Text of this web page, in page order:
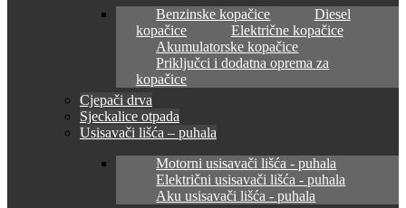
Benzinske kopačice
Diesel
kopačice
Električne kopačice
Akumulatorske kopačice
Priključci i dodatna oprema za
kopačice
Cjepači drva
Sjeckalice otpada
Usisavači lišća – puhala
Motorni usisavači lišća - puhala
Električni usisavači lišća - puhala
Aku usisavači lišća - puhala